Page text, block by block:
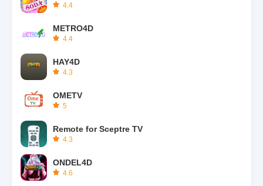
4.4
METRO4D
4.4
HAY4D
4.3
OMETV
5
Remote for Sceptre TV
4.3
ONDEL4D
4.6